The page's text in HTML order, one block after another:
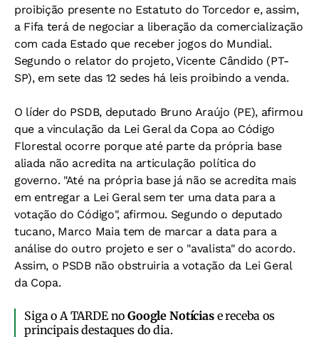
proibição presente no Estatuto do Torcedor e, assim,
a Fifa terá de negociar a liberação da comercialização
com cada Estado que receber jogos do Mundial.
Segundo o relator do projeto, Vicente Cândido (PT-
SP), em sete das 12 sedes há leis proibindo a venda.
O líder do PSDB, deputado Bruno Araújo (PE), afirmou
que a vinculação da Lei Geral da Copa ao Código
Florestal ocorre porque até parte da própria base
aliada não acredita na articulação política do
governo. "Até na própria base já não se acredita mais
em entregar a Lei Geral sem ter uma data para a
votação do Código", afirmou. Segundo o deputado
tucano, Marco Maia tem de marcar a data para a
análise do outro projeto e ser o "avalista" do acordo.
Assim, o PSDB não obstruiria a votação da Lei Geral
da Copa.
Siga o A TARDE noGoogle Notíciase receba os
principais destaques do dia.